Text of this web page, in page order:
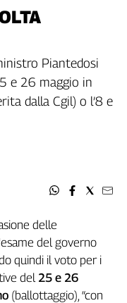
Piantedosi
e 26 maggio in
dalla Cgil) o l’8 e
delle
del governo
quindi il voto per i
del 25 e 26
(ballottaggio), “con